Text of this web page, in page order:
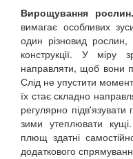
Вирощування рослин.
вимагає особливих
один різновид рослин,
конструкції. У міру
направляти, щоб вони
Слід не упустити
їх стає складно
регулярно
зими утеплювати
плющ здатні
додаткового